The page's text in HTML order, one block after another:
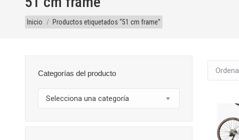
Estás aquí:
Inicio Productos etiquetados “51 cm frame”
Categorías del producto
Selecciona una categoría